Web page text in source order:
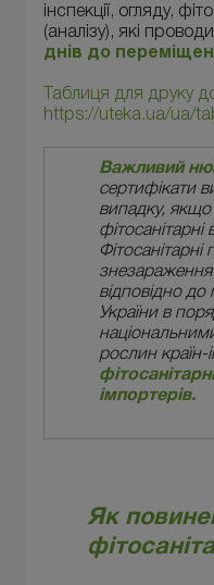
інспекції, огляду,
(аналізу), які
днів до
Таблиця для друку
https://uteka.ua/ua/
Важливий
сертифікати
випадку, якщо
відповідно
України в
рослин країн-
імпортерів.
Як